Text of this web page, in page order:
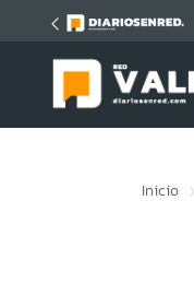
Inicio